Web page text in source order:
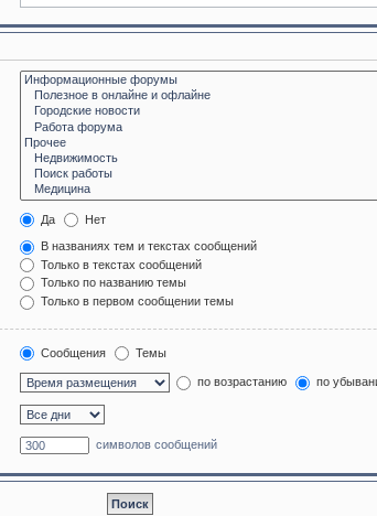
Да Нет
В названиях тем и текстах сообщений
Только в текстах сообщений
Только по названию темы
Только в первом сообщении темы
Сообщения Темы
по возрастанию по
символов сообщений